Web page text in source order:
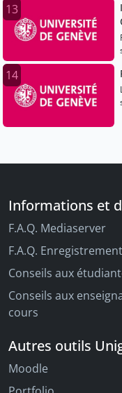
13
14
Informations et
F.A.Q. Mediaserver
F.A.Q.
Conseils aux
Conseils aux
cours
Autres outils
Moodle